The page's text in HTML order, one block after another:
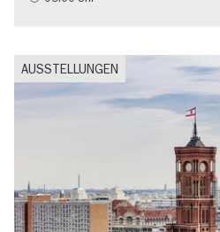
AUSSTELLUNGEN